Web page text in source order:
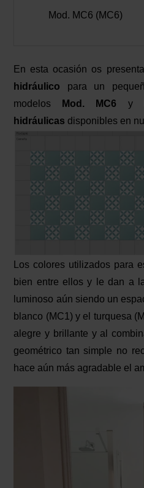
Mod. MC6 (MC6)
En esta ocasión os
hidráulico para un
modelos
Mod. MC6 y
hidráulicas disponibles en
Los colores utilizados para
bien entre ellos y le dan a
luminoso aún siendo un
blanco (MC1) y el turquesa
alegre y brillante y al
geométrico tan simple no
hace aún más agradable el